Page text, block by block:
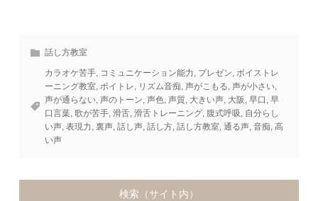
話し方教室
カラオケ苦手, コミュニケーション能力, プレゼン,ボイストレ
ーニング教室,ボイトレ, リズム音痴,声がこもる,声が小さい,
声が通らない,声のトーン,声色,声質, 大きい声, 大阪 ,早口 ,早
口言葉,歌が苦手,滑舌,滑舌トレーニング, 腹式呼吸, 自分らし
い声,表現力,裏声,話し声,話し方,話し方教室,通る声,音痴,高
い声
検索（サイト内）